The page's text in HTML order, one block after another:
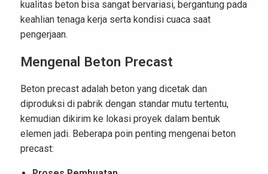
kualitas beton bisa sangat bervariasi, bergantung pada
keahlian tenaga kerja serta kondisi cuaca saat
pengerjaan.
Mengenal Beton Precast
Beton precast adalah beton yang dicetak dan
diproduksi di pabrik dengan standar mutu tertentu,
kemudian dikirim ke lokasi proyek dalam bentuk
elemen jadi. Beberapa poin penting mengenai beton
precast: